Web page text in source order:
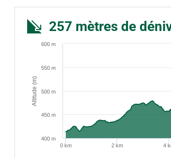
257 mètres de
Altitude (m)
0 km 2 km 4
400 m
450 m
500 m
550 m
600 m